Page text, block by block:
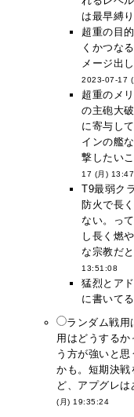
は最早縛
超重の目
くかつな
メージ出
2023-07-17
超重のメ
の主砲大
に寄与し
インの艦
撃したい
17 (月)
T9最弱ク
防火で長
ない。っ
し長く燃
な宗教だ
13:51:08
猛烈とア
に書いて
ランダム戦用
用はどうする
う方が強いと
かも。短期決戦
ど、アプグレ
(月) 19:35:24